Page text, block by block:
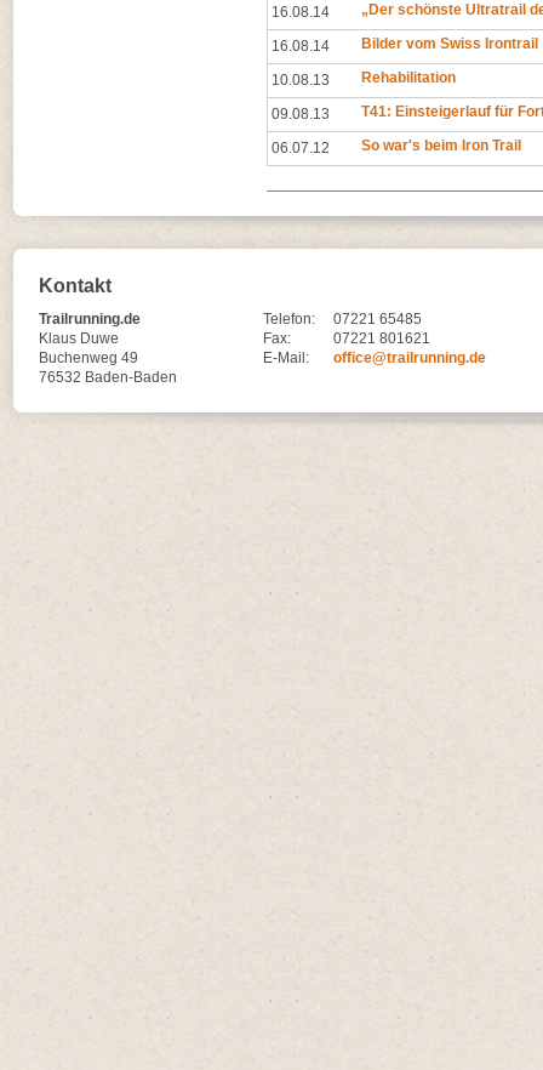
16.08.14 „Der schönste Ultratrail
16.08.14 Bilder vom Swiss Irontrail
10.08.13 Rehabilitation
09.08.13 T41: Einsteigerlauf für
06.07.12 So war's beim Iron Trail
Kontakt
Trailrunning.de
Klaus Duwe
Buchenweg 49
76532 Baden-Baden
Telefon:
07221 65485
Fax:
07221 801621
E-Mail:
office@trailrunning.de